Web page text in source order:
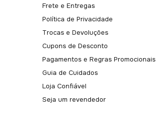
Frete e Entregas
Política de Privacidade
Trocas e Devoluções
Cupons de Desconto
Pagamentos e Regras Promocionais
Guia de Cuidados
Loja Confiável
Seja um revendedor